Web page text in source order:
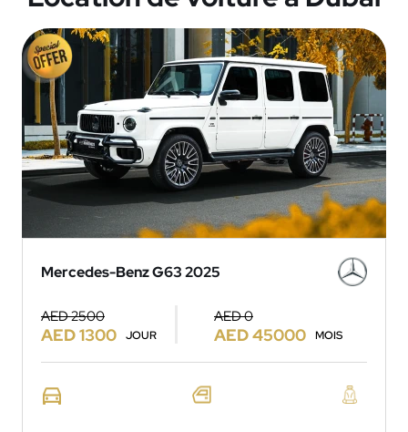
Mercedes-Benz G63 2025
AED 2500
AED 1300 JOUR
AED 0
AED 45000 MOIS